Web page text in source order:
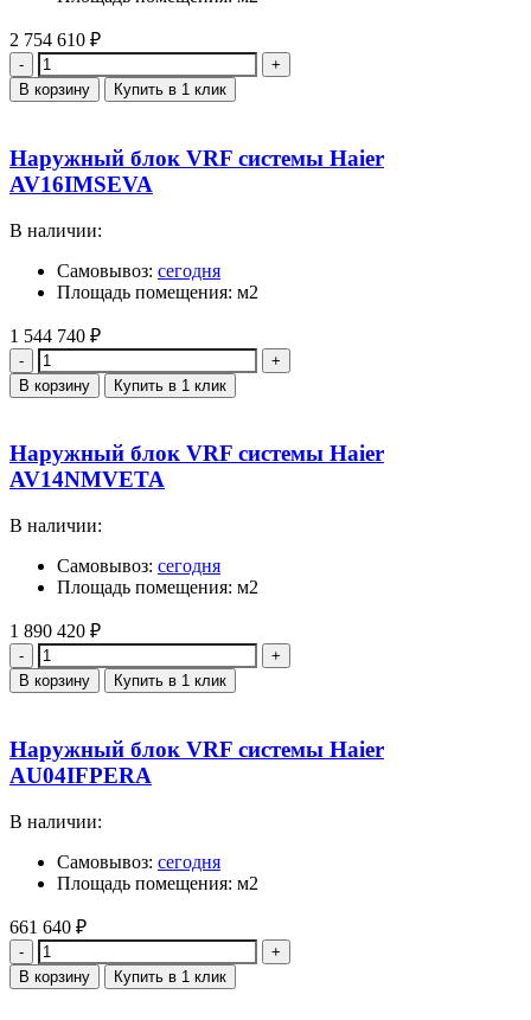
2 754 610 ₽
Количество
В корзину Купить в 1 клик
Наружный блок VRF системы Haier
AV16IMSEVA
В наличии:
Самовывоз: сегодня
Площадь помещения: м2
1 544 740 ₽
Количество
В корзину Купить в 1 клик
Наружный блок VRF системы Haier
AV14NMVETA
В наличии:
Самовывоз: сегодня
Площадь помещения: м2
1 890 420 ₽
Количество
В корзину Купить в 1 клик
Наружный блок VRF системы Haier
AU04IFPERA
В наличии:
Самовывоз: сегодня
Площадь помещения: м2
661 640 ₽
Количество
В корзину Купить в 1 клик